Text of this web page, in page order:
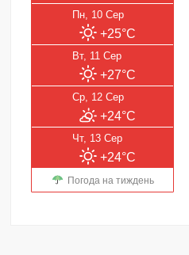
Пн, 10 Сер
+25°C
Вт, 11 Сер
+27°C
Ср, 12 Сер
+24°C
Чт, 13 Сер
+24°C
Погода на тиждень